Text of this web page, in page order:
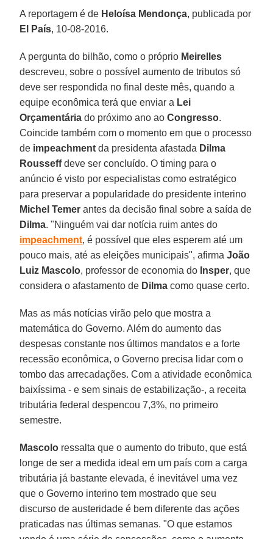
A reportagem é de Heloísa Mendonça, publicada por
El País, 10-08-2016.
A pergunta do bilhão, como o próprio Meirelles
descreveu, sobre o possível aumento de tributos só
deve ser respondida no final deste mês, quando a
equipe econômica terá que enviar a Lei
Orçamentária do próximo ano aoCongresso.
Coincide também com o momento em que o processo
de impeachment da presidenta afastada Dilma
Rousseffdeve ser concluído. O timing para o
anúncio é visto por especialistas como estratégico
para preservar a popularidade do presidente interino
Michel Temer antes da decisão final sobre a saída de
Dilma. "Ninguém vai dar notícia ruim antes do
impeachment, é possível que eles esperem até um
pouco mais, até as eleições municipais", afirmaJoão
Luiz Mascolo, professor de economia do Insper, que
considera o afastamento de Dilma como quase certo.
Mas as más notícias virão pelo que mostra a
matemática do Governo. Além do aumento das
despesas constante nos últimos mandatos e a forte
recessão econômica, o Governo precisa lidar com o
tombo das arrecadações. Com a atividade econômica
baixíssima - e sem sinais de estabilização-, a receita
tributária federal despencou 7,3%, no primeiro
semestre.
Mascolo ressalta que o aumento do tributo, que está
longe de ser a medida ideal em um país com a carga
tributária já bastante elevada, é inevitável uma vez
que o Governo interino tem mostrado que seu
discurso de austeridade é bem diferente das ações
praticadas nas últimas semanas. "O que estamos